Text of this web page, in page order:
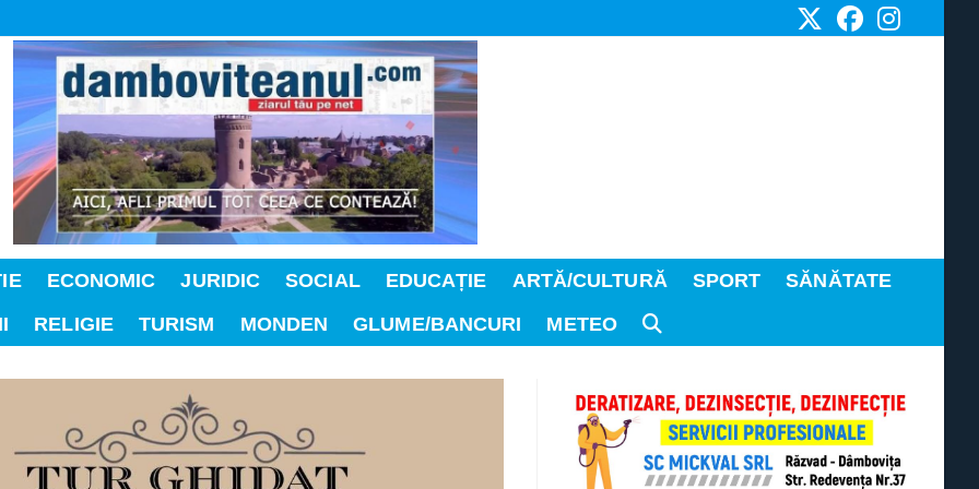
ECONOMIC JURIDIC SOCIAL EDUCAȚIE ARTĂ/CULTURĂ SPORT
SĂNĂTATE
RELIGIE TURISM MONDEN GLUME/BANCURI METEO TOGGLE
SEARCH